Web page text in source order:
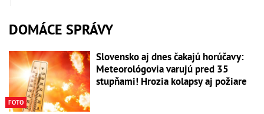
DOMÁCE SPRÁVY
FOTO
Slovensko aj dnes čakajú horúčavy:
Meteorológovia varujú pred 35
stupňami! Hrozia kolapsy aj požiare